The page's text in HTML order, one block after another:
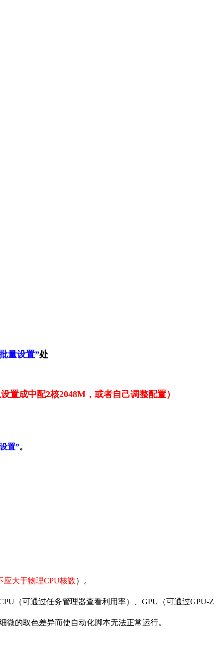
量设置”处
置成中配2核2048M，或者自己调整配置）
置”。
应大于物理CPU核数）。
（可通过任务管理器查看利用率）、GPU（可通过GPU-Z
的取色差异而使自动化脚本无法正常运行。